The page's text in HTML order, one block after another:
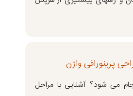
پرینورافی واژن
می شود؟ آشنایی با مراحل